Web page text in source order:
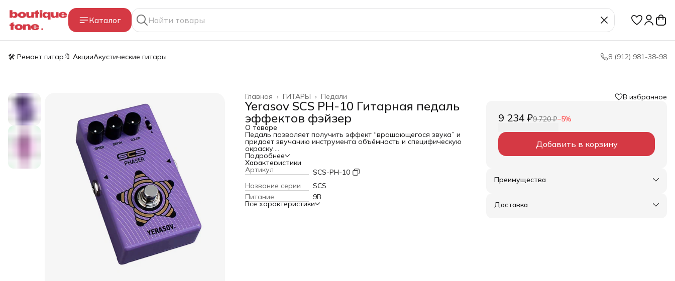
Каталог
🛠️ Ремонт гитар 🔖 АкцииАкустические гитары 8 (912) 981-38-98
Педали
ГИТАРЫ ›
Главная ›
Yerasov SCS PH-10 Гитарная педаль
эффектов фэйзер
О товаре
Педаль позволяет получить эффект “вращающегося звукa” и
придает звучанию инструмента объёмность и специфическую
окраску.
Регуляторами SPEED и DEPTH можно подобрать желаемую
частоту и глубину модуляции. Регулятор COLOR добавляет
окраску в звук, подчеркивая резонансные частоты в
выходном сигнале. Переключатель 4/8 позволяет переключать
количество фазовращающих цепочек, которые влияют на
окраску звучания инструмента. Настоящий “TRUE BYPASS”
обеспечивается применением ножного переключателя фирмы
ALPHA. Совместим с YERASOV SCS Pedalboard.
Подробнее
Характеристики
Артикул
SCS-PH-10
Название серии
SCS
Питание
9В
Все характеристики
В избранное
9 234 ₽9 720 ₽−5%
Добавить в корзину
Преимущества
Оплата частями в Сплит
Удобный возврат
Доставка